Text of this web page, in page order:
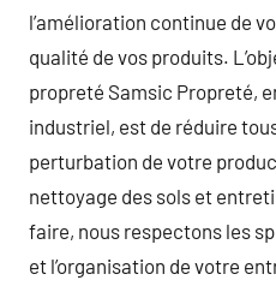
l’amélioration continue de
qualité de vos produits.
propreté Samsic Propreté,
industriel, est de réduire
perturbation de votre
nettoyage des sols et
faire, nous respectons les
et l’organisation de votre